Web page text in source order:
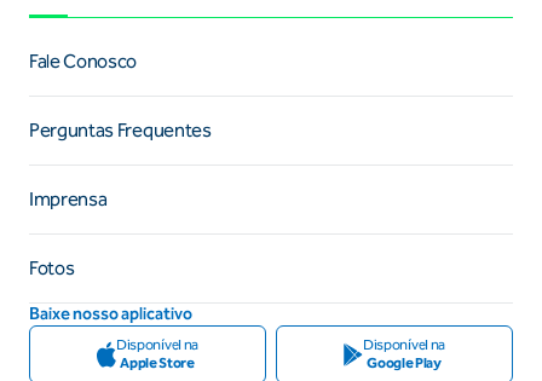
Fale Conosco
Perguntas Frequentes
Imprensa
Fotos
Baixe nosso aplicativo
Disponível na
Apple Store
Disponível na
Google Play